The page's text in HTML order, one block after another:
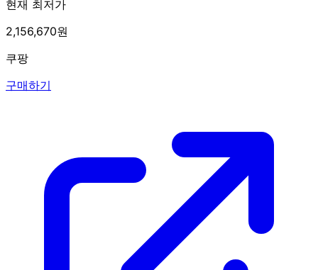
현재 최저가
2,156,670원
쿠팡
구매하기